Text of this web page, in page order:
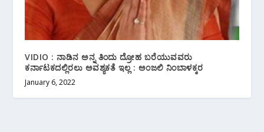
VIDIO : ನಾಡಿನ ಅನ್ನ ತಿಂದು ದ್ರೋಹ ಬರೆಯುವವರು
ಕರ್ನಾಟಕದಲ್ಲಿರಲು ಅವಶ್ಯಕತೆ ಇಲ್ಲ : ಅಂಜಲಿ‌ ನಿಂಬಾಳಕ್ಕರ
January 6, 2022